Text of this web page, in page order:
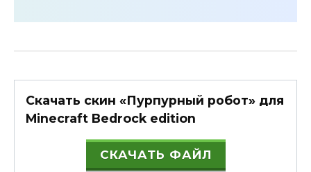
Скачать скин «Пурпурный робот» для
Minecraft Bedrock edition
СКАЧАТЬ ФАЙЛ